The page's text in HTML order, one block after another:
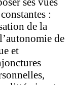
:
de la
de
et